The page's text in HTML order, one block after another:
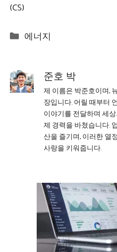
(CS)
Categories
에너지
준호 박
제 이름은 박준호이며,
장입니다. 어릴 때부터
이야기를 전달하며 세
제 경력을 바쳤습니다.
산을 즐기며, 이러한 열
사랑을 키워줍니다.